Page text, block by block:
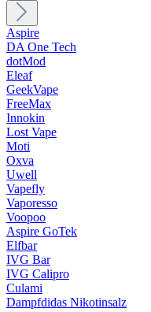
Aspire
DA One Tech
dotMod
Eleaf
GeekVape
FreeMax
Innokin
Lost Vape
Moti
Oxva
Uwell
Vapefly
Vaporesso
Voopoo
Aspire GoTek
Elfbar
IVG Bar
IVG Calipro
Culami
Dampfdidas Nikotinsalz